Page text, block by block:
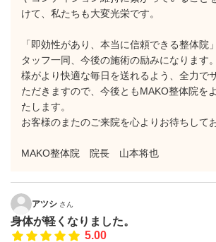
けて、私たちも大変光栄です。
「即効性があり、本当に信頼できる整体院
タッフ一同、今後の施術の励みになります
様がより快適な毎日を送れるよう、全力で
ただきますので、今後ともMAKO整体院を
たします。
お客様のまたのご来院を心よりお待ちして
MAKO整体院 院長 山本将也
アツシ さん
身体が軽くなりました。
5.00